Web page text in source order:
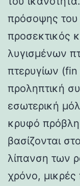
πρόσοψης
προσεκτικός
λυγισμένων
πτερυγίων (fin
προληπτική
εσωτερική
κρυφό
βασίζονται
λίπανση των
χρόνο,